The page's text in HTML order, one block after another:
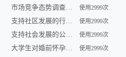
市场竞争态势调查问卷 使用2999次
支持社区发展的行动调查 使用2999次
支持社会发展的公益组织参与及需求调查 使用2999次
大学生对婚前怀孕认知调查 使用2999次